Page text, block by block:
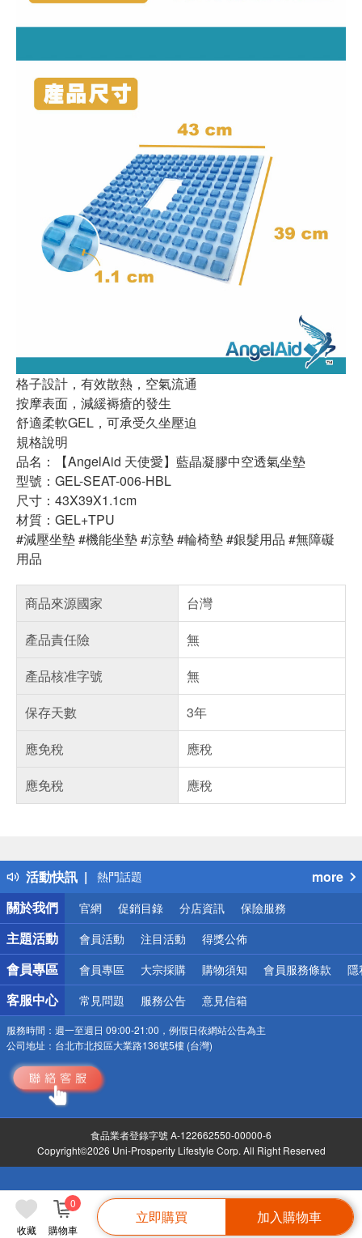
收藏 購物車
0
立即購買 加入購物車
格子設計，有效散熱，空氣流通
按摩表面，減緩褥瘡的發生
舒適柔軟GEL，可承受久坐壓迫
規格說明
品名：【AngelAid 天使愛】藍晶凝膠中空透氣坐墊
型號：GEL-SEAT-006-HBL
尺寸：43X39X1.1cm
材質：GEL+TPU
#減壓坐墊 #機能坐墊 #涼墊 #輪椅墊 #銀髮用品 #無障礙
用品
商品來源國家
台灣
產品責任險
無
產品核准字號
無
保存天數
3年
應免稅
應稅
應免稅
應稅
活動快訊
得獎公告
熱門話題
銀行優惠
偏遠地區配送
詐騙網頁！請小心！
more
關於我們
官網 促銷目錄 分店資訊 保險服務
主題活動 會員活動 注目活動 得獎公佈
會員專區 會員專區 大宗採購 購物須知 會員服務條款 隱
客服中心 常見問題 服務公告 意見信箱
服務時間： 週一至週日 09:00-21:00，例假日依網站公告為主
公司地址： 台北市北投區大業路136號5樓 (台灣)
食品業者登錄字號 A-122662550-00000-6
Copyright©2026 Uni-Prosperity Lifestyle Corp. All Right Reserved